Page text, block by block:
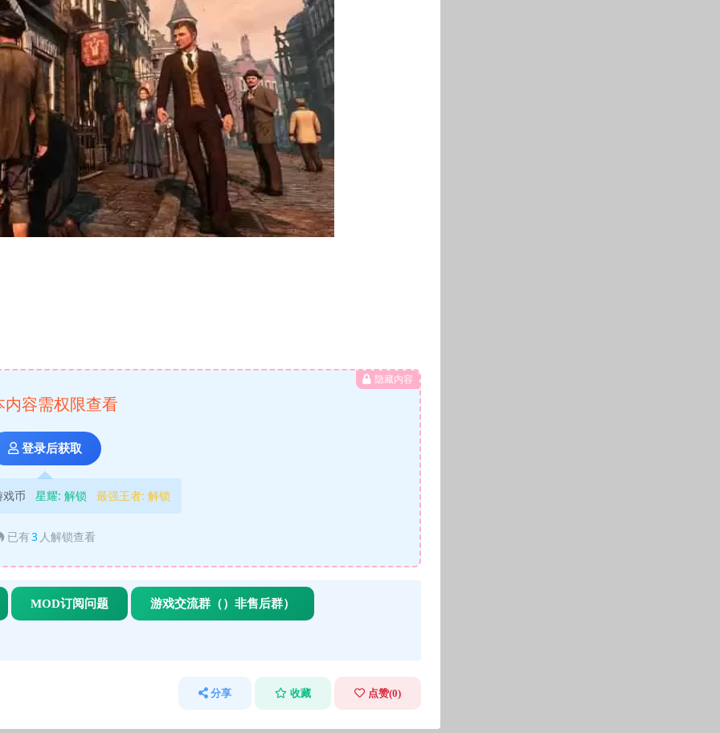
隐藏内容
内容需权限查看
登录后获取
戏币 星耀: 解锁 最强王者: 解锁
已有3 人解锁查看
MOD订阅问题 游戏交流群（）非售后群）
分享 收藏 点赞(0)